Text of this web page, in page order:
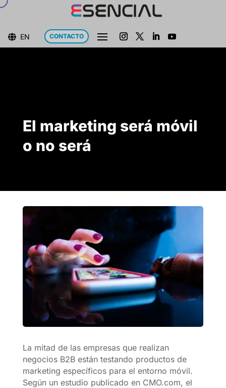
 EN CONTACTO
El marketing será móvil
o no será
La mitad de las empresas que realizan
negocios B2B están testando productos de
marketing específicos para el entorno móvil.
Según un estudio publicado en CMO.com, el